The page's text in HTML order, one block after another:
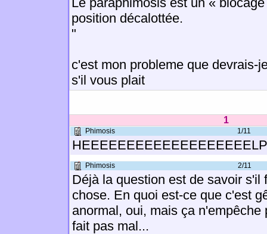
position décalottée.
"
c'est mon probleme que devrais-
s'il vous plait
1
Phimosis 1/11
Phimosis 2/11
Déjà la question est de savoir s'il
chose. En quoi est-ce que c'est
anormal, oui, mais ça n'empêche
fait pas mal...